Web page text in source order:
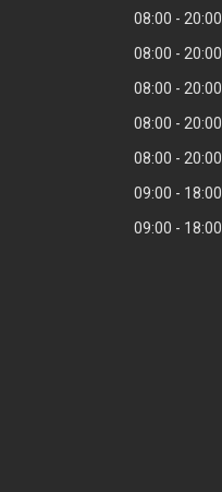
08:00
20:00
08:00
20:00
08:00
20:00
08:00
20:00
08:00
20:00
09:00
18:00
09:00 18:00